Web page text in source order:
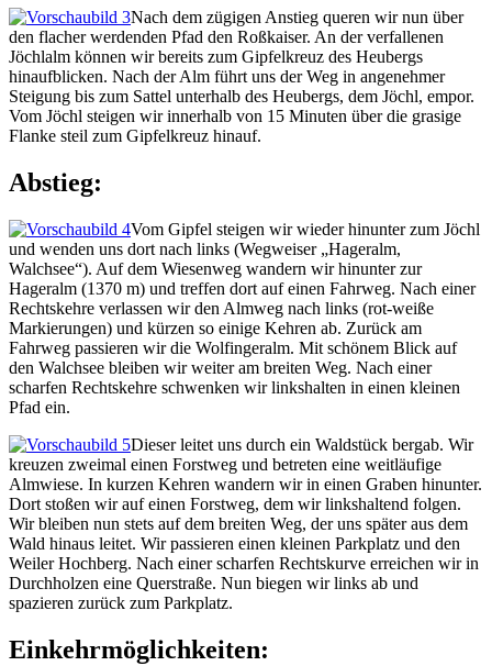
Nach dem zügigen Anstieg queren wir nun über
den flacher werdenden Pfad den Roßkaiser. An der verfallenen
Jöchlalm können wir bereits zum Gipfelkreuz des Heubergs
hinaufblicken. Nach der Alm führt uns der Weg in angenehmer
Steigung bis zum Sattel unterhalb des Heubergs, dem Jöchl, empor.
Vom Jöchl steigen wir innerhalb von 15 Minuten über die grasige
Flanke steil zum Gipfelkreuz hinauf.
Abstieg:
Vom Gipfel steigen wir wieder hinunter zum Jöchl
und wenden uns dort nach links (Wegweiser „Hageralm,
Walchsee“). Auf dem Wiesenweg wandern wir hinunter zur
Hageralm (1370 m) und treffen dort auf einen Fahrweg. Nach einer
Rechtskehre verlassen wir den Almweg nach links (rot-weiße
Markierungen) und kürzen so einige Kehren ab. Zurück am
Fahrweg passieren wir die Wolfingeralm. Mit schönem Blick auf
den Walchsee bleiben wir weiter am breiten Weg. Nach einer
scharfen Rechtskehre schwenken wir linkshalten in einen kleinen
Pfad ein.
Dieser leitet uns durch ein Waldstück bergab. Wir
kreuzen zweimal einen Forstweg und betreten eine weitläufige
Almwiese. In kurzen Kehren wandern wir in einen Graben hinunter.
Dort stoßen wir auf einen Forstweg, dem wir linkshaltend folgen.
Wir bleiben nun stets auf dem breiten Weg, der uns später aus dem
Wald hinaus leitet. Wir passieren einen kleinen Parkplatz und den
Weiler Hochberg. Nach einer scharfen Rechtskurve erreichen wir in
Durchholzen eine Querstraße. Nun biegen wir links ab und
spazieren zurück zum Parkplatz.
Einkehrmöglichkeiten: